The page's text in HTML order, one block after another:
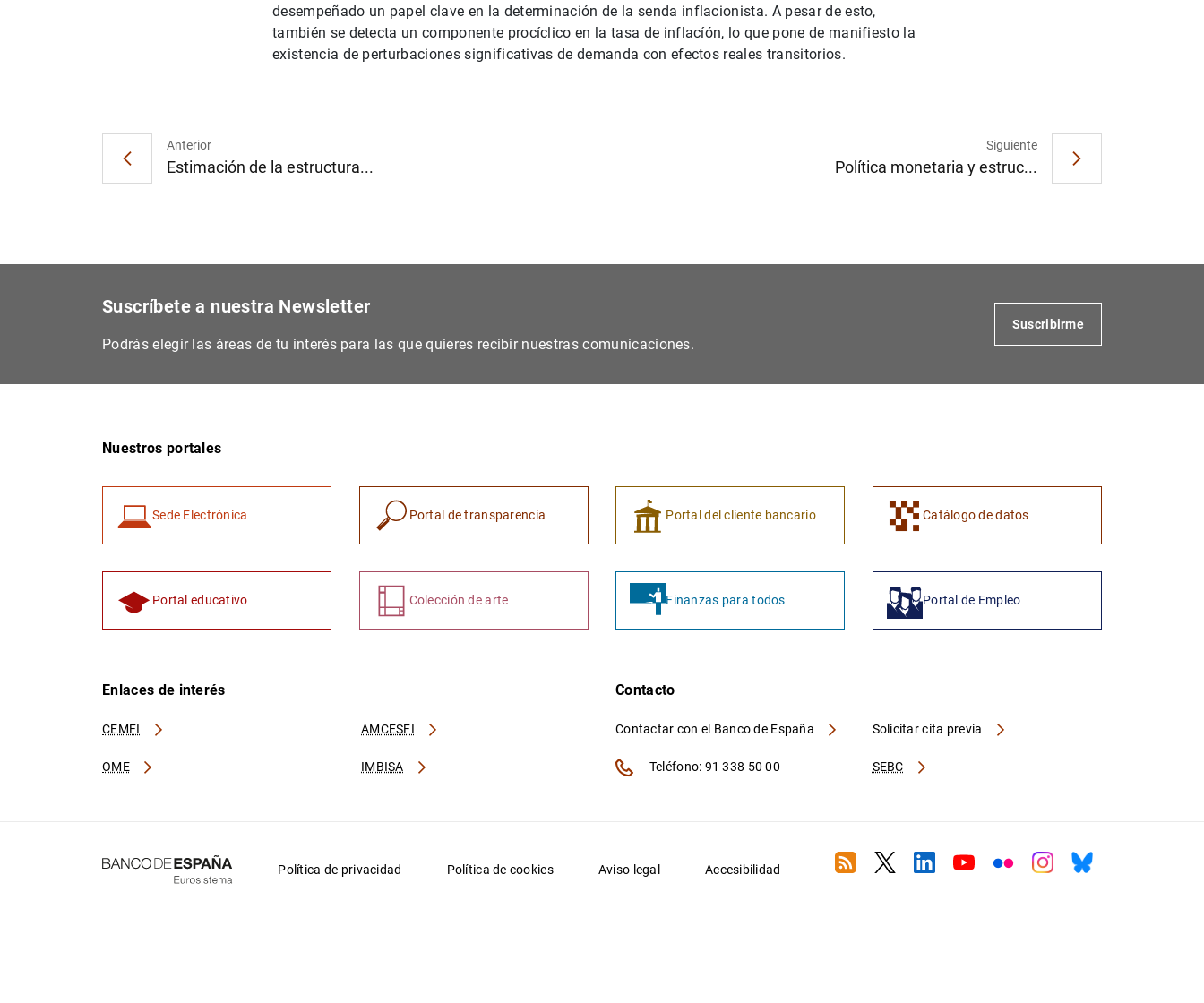
desempeñado un papel clave en la determinación de la senda inflacionista. A pesar de esto,
también se detecta un componente procíclico en la tasa de inflacíón, lo que pone de manifiesto la
existencia de perturbaciones significativas de demanda con efectos reales transitorios.
Anterior
Estimación de la estructura...
Siguiente
Política monetaria y estruc...
Suscríbete a nuestra Newsletter
Podrás elegir las áreas de tu interés para las que quieres recibir nuestras comunicaciones.
Suscribirme
Nuestros portales
Sede Electrónica Portal de transparencia Portal del cliente bancario Catálogo de datos
Portal educativo Colección de arte Finanzas para todos Portal de Empleo
Enlaces de interés
CEMFI AMCESFI
OME IMBISA
Contacto
Contactar con el Banco de España
SEBC
Solicitar cita previa
Teléfono: 91 338 50 00
Política de privacidad Política de cookies Aviso legal Accesibilidad RSS TwitterLinkedin
YoutubeFlickrInstagram
Bluesky